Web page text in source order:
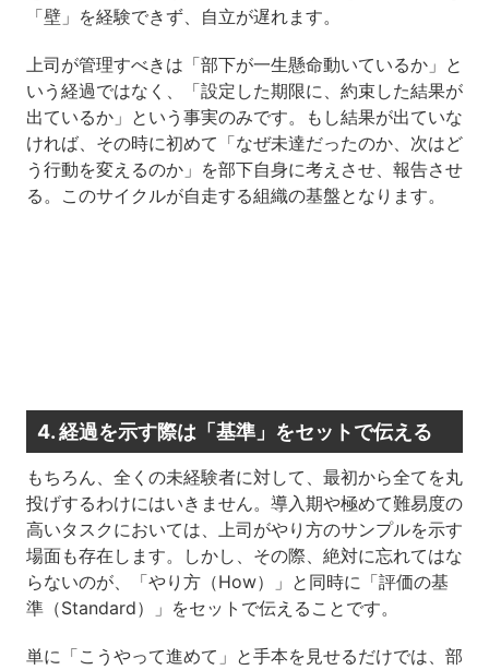
「壁」を経験できず、自立が遅れます。
上司が管理すべきは「部下が一生懸命動いているか」と
いう経過ではなく、「設定した期限に、約束した結果が
出ているか」という事実のみです。もし結果が出ていな
ければ、その時に初めて「なぜ未達だったのか、次はど
う行動を変えるのか」を部下自身に考えさせ、報告させ
る。このサイクルが自走する組織の基盤となります。
4. 経過を示す際は「基準」をセットで伝える
もちろん、全くの未経験者に対して、最初から全てを丸
投げするわけにはいきません。導入期や極めて難易度の
高いタスクにおいては、上司がやり方のサンプルを示す
場面も存在します。しかし、その際、絶対に忘れてはな
らないのが、「やり方（How）」と同時に「評価の基
準（Standard）」をセットで伝えることです。
単に「こうやって進めて」と手本を見せるだけでは、部